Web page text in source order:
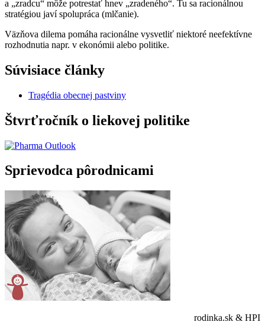
a „zradcu“ môže potrestať hnev „zradeného“. Tu sa racionálnou
stratégiou javí spolupráca (mlčanie).
Väzňova dilema pomáha racionálne vysvetliť niektoré neefektívne
rozhodnutia napr. v ekonómii alebo politike.
Súvisiace články
Tragédia obecnej pastviny
Štvrťročník o liekovej politike
Sprievodca pôrodnicami
rodinka.sk & HPI